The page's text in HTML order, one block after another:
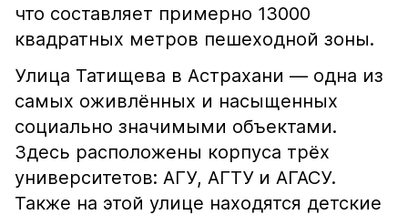
что составляет примерно 13000
квадратных метров пешеходной зоны.
Улица Татищева в Астрахани — одна из
самых оживлённых и насыщенных
социально значимыми объектами.
Здесь расположены корпуса трёх
университетов: АГУ, АГТУ и АГАСУ.
Также на этой улице находятся детские